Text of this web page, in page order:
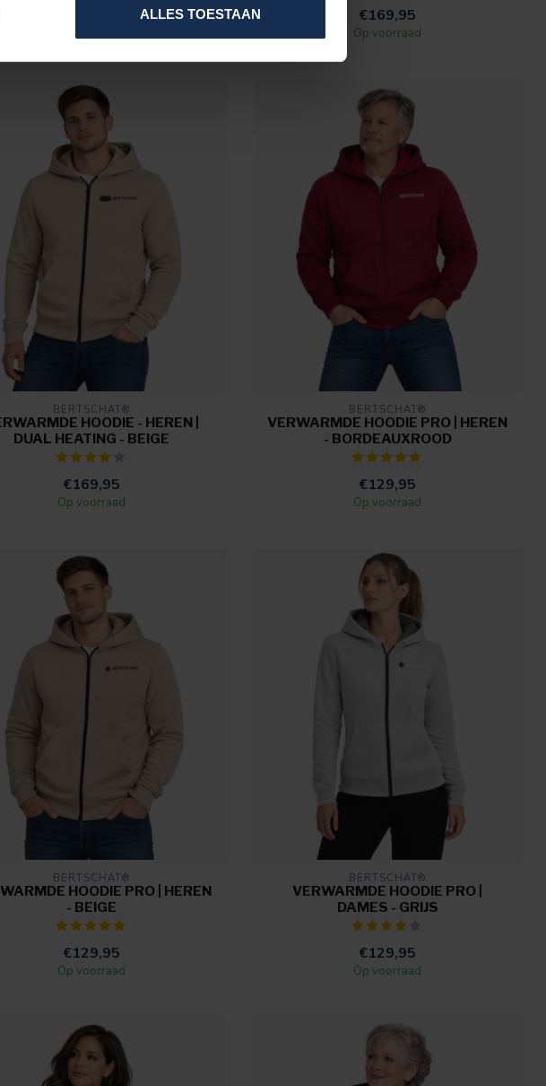
ALLES TOESTAAN €169,95
Op voorraad
BERTSCHAT®
HOODIE - HEREN |
DUAL HEATING - BEIGE
€169,95
Op voorraad
BERTSCHAT®
VERWARMDE HOODIE PRO | HEREN
- BORDEAUXROOD
€129,95
Op voorraad
BERTSCHAT®
HOODIE PRO | HEREN
- BEIGE
€129,95
Op voorraad
BERTSCHAT®
VERWARMDE HOODIE PRO |
DAMES - GRIJS
€129,95
Op voorraad